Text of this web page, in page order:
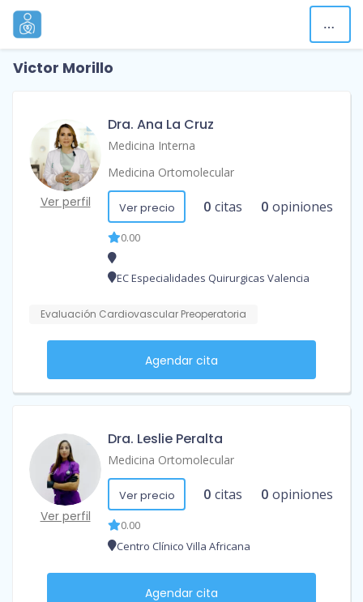
Victor Morillo
Ver perfil
Dra. Ana La Cruz
Medicina Interna
Medicina Ortomolecular
Ver precio 0 citas 0 opiniones
0.00
EC Especialidades Quirurgicas Valencia
Evaluación Cardiovascular Preoperatoria
Agendar cita
Ver perfil
Dra. Leslie Peralta
Medicina Ortomolecular
Ver precio 0 citas 0 opiniones
0.00
Centro Clínico Villa Africana
Agendar cita